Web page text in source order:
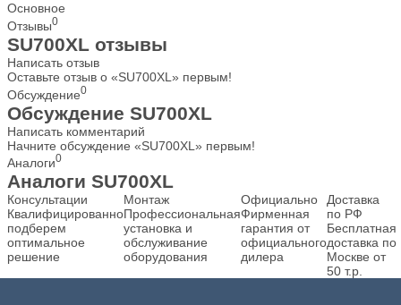
Основное
Отзывы0
SU700XL отзывы
Написать отзыв
Оставьте отзыв о «SU700XL» первым!
Обсуждение0
Обсуждение SU700XL
Написать комментарий
Начните обсуждение «SU700XL» первым!
Аналоги0
Аналоги SU700XL
Консультации
Квалифицированно
подберем
оптимальное
решение
Монтаж
Профессиональная
установка и
обслуживание
оборудования
Официально
Фирменная
гарантия от
официального
дилера
Доставка
по РФ
Бесплатная
доставка по
Москве от
50 т.р.